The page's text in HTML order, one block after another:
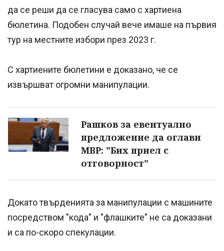
да се реши да се гласува само с хартиена
бюлетина. Подобен случай вече имаше на първия
тур на местните избори през 2023 г.
С хартиените бюлетини е доказано, че се
извършват огромни манипулации.
Рашков за евентуално
предложение да оглави
МВР: "Бих приел с
отговорност"
Докато твърденията за манипулации с машините
посредством "кода" и "флашките" не са доказани
и са по-скоро спекулации.